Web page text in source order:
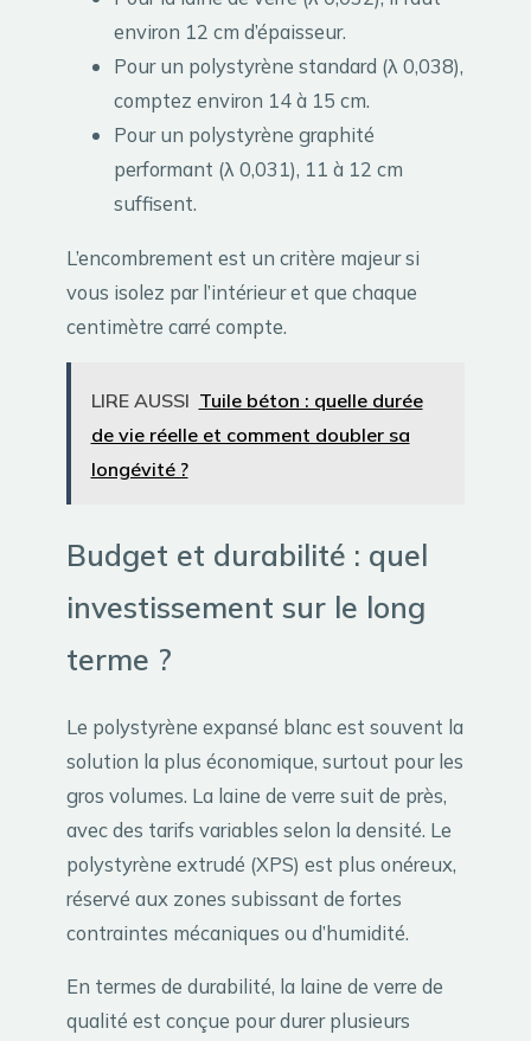
environ 12 cm d’épaisseur.
Pour un polystyrène standard (λ 0,038),
comptez environ 14 à 15 cm.
Pour un polystyrène graphité
performant (λ 0,031), 11 à 12 cm
suffisent.
L’encombrement est un critère majeur si
vous isolez par l’intérieur et que chaque
centimètre carré compte.
LIRE AUSSI Tuile béton : quelle durée
de vie réelle et comment doubler sa
longévité ?
Budget et durabilité : quel
investissement sur le long
terme ?
Le polystyrène expansé blanc est souvent la
solution la plus économique, surtout pour les
gros volumes. La laine de verre suit de près,
avec des tarifs variables selon la densité. Le
polystyrène extrudé (XPS) est plus onéreux,
réservé aux zones subissant de fortes
contraintes mécaniques ou d’humidité.
En termes de durabilité, la laine de verre de
qualité est conçue pour durer plusieurs